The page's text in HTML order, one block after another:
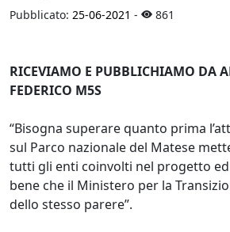
Pubblicato: 25-06-2021 - 861
RICEVIAMO E PUBBLICHIAMO DA
FEDERICO M5S
“Bisogna superare quanto prima
sul Parco nazionale del Matese
tutti gli enti coinvolti nel progetto
bene che il Ministero per la
dello stesso parere”.